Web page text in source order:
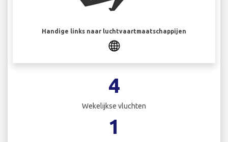
Handige links naar luchtvaartmaatschappijen
4
Wekelijkse vluchten
1